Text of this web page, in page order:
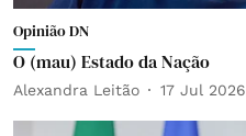
Opinião DN
O (mau) Estado da Nação
Alexandra Leitão 17 Jul 2026